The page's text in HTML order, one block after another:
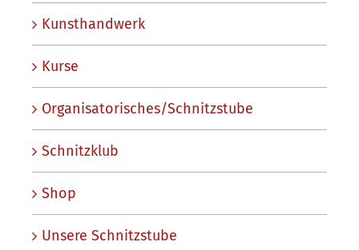
Kunsthandwerk
Kurse
Organisatorisches/Schnitzstube
Schnitzklub
Shop
Unsere Schnitzstube